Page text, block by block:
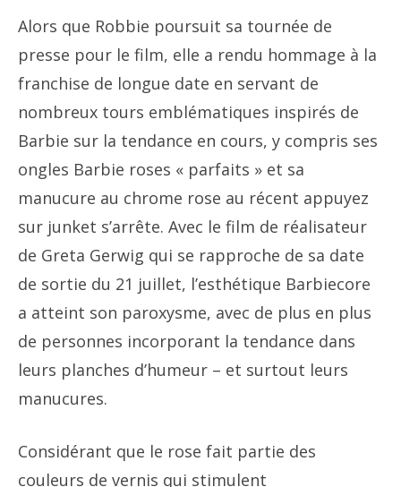
Alors que Robbie poursuit sa tournée de
presse pour le film, elle a rendu hommage à la
franchise de longue date en servant de
nombreux tours emblématiques inspirés de
Barbie sur la tendance en cours, y compris ses
ongles Barbie roses « parfaits » et sa
manucure au chrome rose au récent appuyez
sur junket s’arrête. Avec le film de réalisateur
de Greta Gerwig qui se rapproche de sa date
de sortie du 21 juillet, l’esthétique Barbiecore
a atteint son paroxysme, avec de plus en plus
de personnes incorporant la tendance dans
leurs planches d’humeur – et surtout leurs
manucures.
Considérant que le rose fait partie des
couleurs de vernis qui stimulent